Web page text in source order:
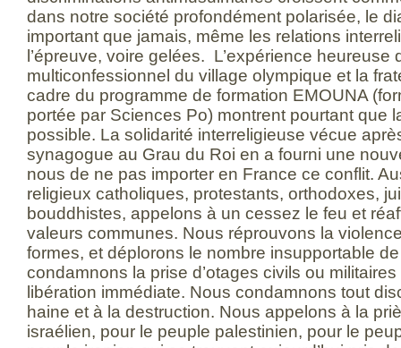
dans notre société profondément polarisée, le
important que jamais, même les relations
l’épreuve, voire gelées. L’expérience heureuse
multiconfessionnel du village olympique et la
cadre du programme de formation EMOUNA
portée par Sciences Po) montrent pourtant que
possible. La solidarité interreligieuse vécue
synagogue au Grau du Roi en a fourni une
nous de ne pas importer en France ce conflit.
religieux catholiques, protestants, orthodoxes,
bouddhistes, appelons à un cessez le feu et
valeurs communes. Nous réprouvons la
formes, et déplorons le nombre insupportable
condamnons la prise d’otages civils ou
libération immédiate. Nous condamnons tout
haine et à la destruction. Nous appelons à la
israélien, pour le peuple palestinien, pour le